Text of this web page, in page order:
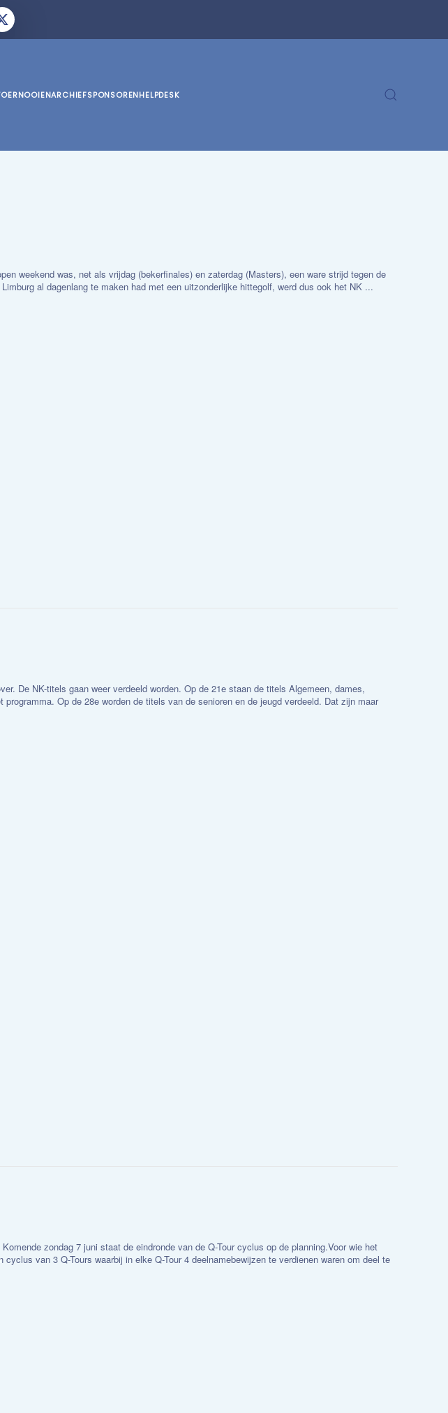
ARCHIEFSPONSORENHELPDESK
weekend was, net als vrijdag (bekerfinales) en zaterdag (Masters), een ware strijd tegen de
al dagenlang te maken had met een uitzonderlijke hittegolf, werd dus ook het NK ...
De NK-titels gaan weer verdeeld worden. Op de 21e staan de titels Algemeen, dames,
programma. Op de 28e worden de titels van de senioren en de jeugd verdeeld. Dat zijn maar
zondag 7 juni staat de eindronde van de Q-Tour cyclus op de planning.Voor wie het
van 3 Q-Tours waarbij in elke Q-Tour 4 deelnamebewijzen te verdienen waren om deel te